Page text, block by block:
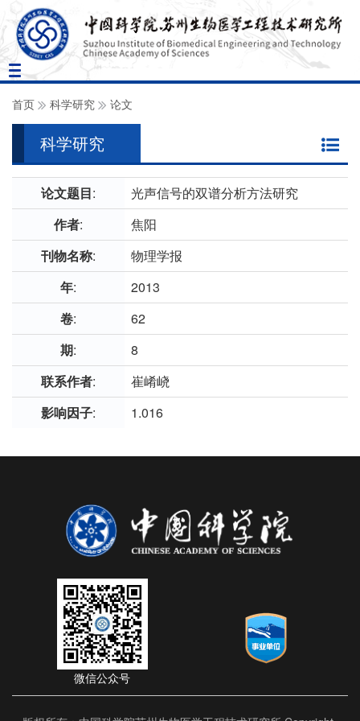
Toggle
navigation
首页 科学研究 论文
科学研究
论文题目:
光声信号的双谱分析方法研究
作者:
焦阳
刊物名称:
物理学报
年:
2013
卷:
62
期:
8
联系作者:
崔崤峣
影响因子: 1.016
微信公众号